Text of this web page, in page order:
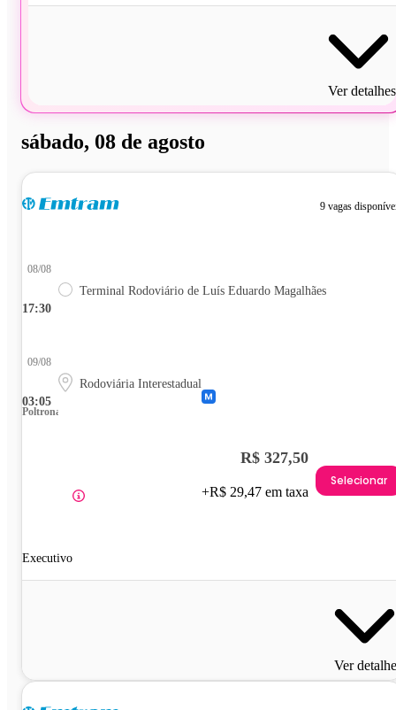
Ver detalhes
sábado, 08 de agosto
9 vagas
17:30
08/08
Terminal Rodoviário de Luís Eduardo Magalhães
03:05
09/08
Rodoviária Interestadual
Poltrona
Executivo
R$ 327,50
+R$ 29,47 em taxa
Selecionar
Ver